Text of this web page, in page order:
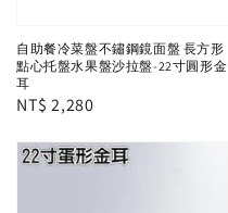
自助餐冷菜盤不鏽鋼鏡面盤 長方形
點心托盤水果盤沙拉盤-22寸圓形金
耳
Regular
NT$ 2,280